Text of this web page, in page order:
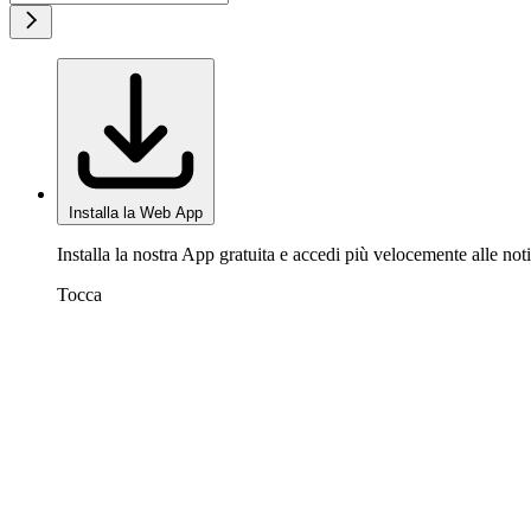
Installa la Web App
Installa la nostra App gratuita e accedi più velocemente alle
Tocca